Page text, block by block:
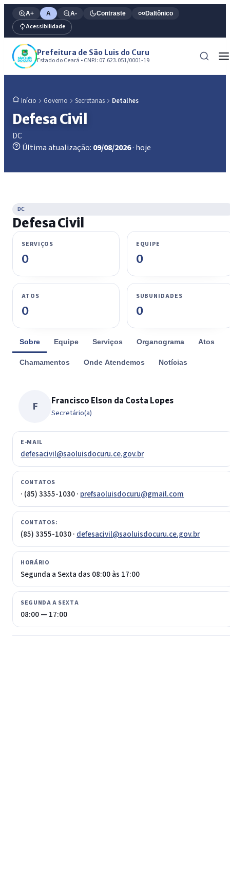
A+ A A- Contraste Daltônico
Acessibilidade
Prefeitura de São Luis do Curu
Estado do Ceará • CNPJ: 07.623.051/0001-19
Início Governo Secretarias Detalhes
Defesa Civil
DC
Última atualização: 09/08/2026· hoje
DC
Defesa Civil
SERVIÇOS
0
EQUIPE
0
ATOS
0
SUBUNIDADES
0
Sobre Equipe Serviços Organograma Atos
Chamamentos Onde Atendemos Notícias
F Francisco Elson da Costa Lopes
Secretário(a)
E-MAIL
defesacivil@saoluisdocuru.ce.gov.br
CONTATOS
· (85) 3355-1030 · prefsaoluisdocuru@gmail.com
CONTATOS:
(85) 3355-1030 · defesacivil@saoluisdocuru.ce.gov.br
HORÁRIO
Segunda a Sexta das 08:00 às 17:00
SEGUNDA A SEXTA
08:00 — 17:00